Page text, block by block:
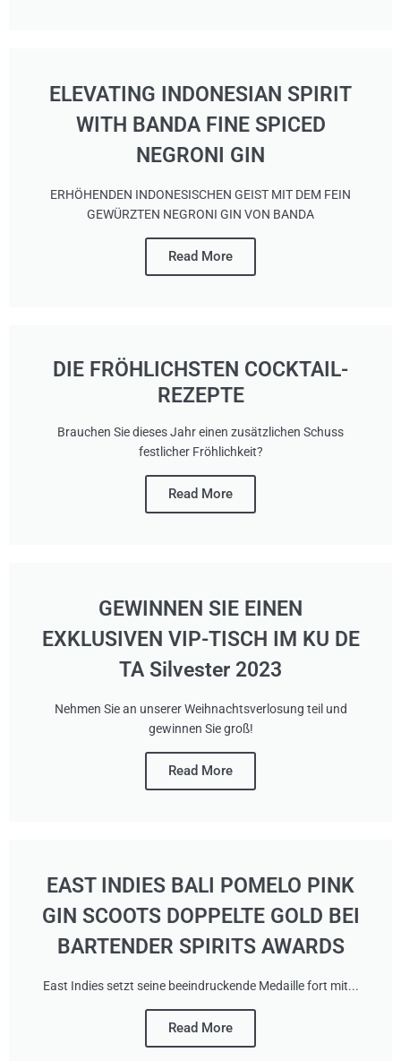
ELEVATING INDONESIAN SPIRIT
WITH BANDA FINE SPICED
NEGRONI GIN
ERHÖHENDEN INDONESISCHEN GEIST MIT DEM FEIN
GEWÜRZTEN NEGRONI GIN VON BANDA
Read More
DIE FRÖHLICHSTEN COCKTAIL-
REZEPTE
Brauchen Sie dieses Jahr einen zusätzlichen Schuss
festlicher Fröhlichkeit?
Read More
GEWINNEN SIE EINEN
EXKLUSIVEN VIP-TISCH IM KU DE
TA Silvester 2023
Nehmen Sie an unserer Weihnachtsverlosung teil und
gewinnen Sie groß!
Read More
EAST INDIES BALI POMELO PINK
GIN SCOOTS DOPPELTE GOLD BEI
BARTENDER SPIRITS AWARDS
East Indies setzt seine beeindruckende Medaille fort mit...
Read More